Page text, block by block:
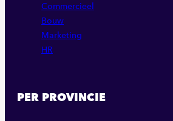
Commercieel
Bouw
Marketing
HR
PER PROVINCIE